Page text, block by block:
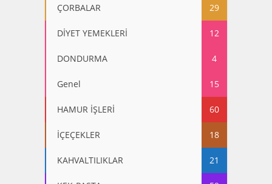
ÇORBALAR 29
DİYET YEMEKLERİ 12
DONDURMA 4
Genel 15
HAMUR İŞLERİ 60
İÇEÇEKLER 18
KAHVALTILIKLAR 21